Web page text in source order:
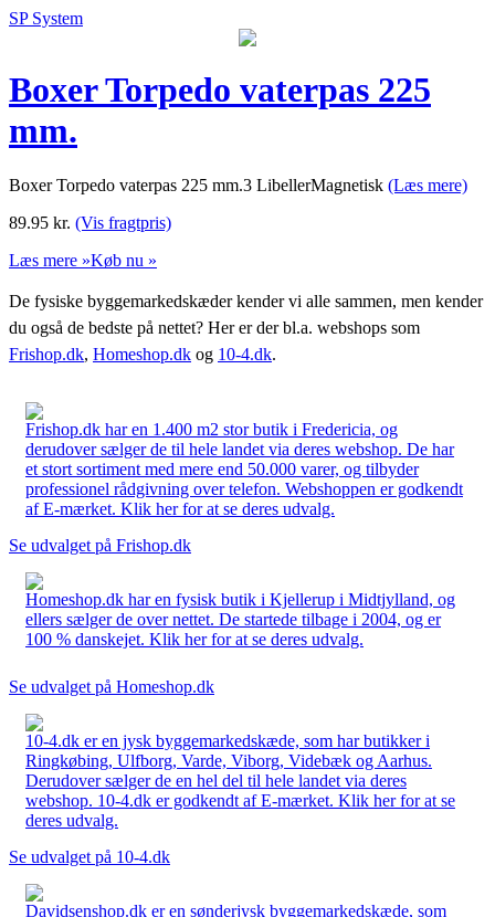
SP System
Boxer Torpedo vaterpas 225
mm.
Boxer Torpedo vaterpas 225 mm.3 LibellerMagnetisk (Læs mere)
89.95 kr. (Vis fragtpris)
Læs mere »Køb nu »
De fysiske byggemarkedskæder kender vi alle sammen, men kender
du også de bedste på nettet? Her er der bl.a. webshops som
Frishop.dk, Homeshop.dk og 10-4.dk.
Frishop.dk har en 1.400 m2 stor butik i Fredericia, og
derudover sælger de til hele landet via deres webshop. De har
et stort sortiment med mere end 50.000 varer, og tilbyder
professionel rådgivning over telefon. Webshoppen er godkendt
af E-mærket. Klik her for at se deres udvalg.
Se udvalget på Frishop.dk
Homeshop.dk har en fysisk butik i Kjellerup i Midtjylland, og
ellers sælger de over nettet. De startede tilbage i 2004, og er
100 % danskejet. Klik her for at se deres udvalg.
Se udvalget på Homeshop.dk
10-4.dk er en jysk byggemarkedskæde, som har butikker i
Ringkøbing, Ulfborg, Varde, Viborg, Videbæk og Aarhus.
Derudover sælger de en hel del til hele landet via deres
webshop. 10-4.dk er godkendt af E-mærket. Klik her for at se
deres udvalg.
Se udvalget på 10-4.dk
Davidsenshop.dk er en sønderjysk byggemarkedskæde, som